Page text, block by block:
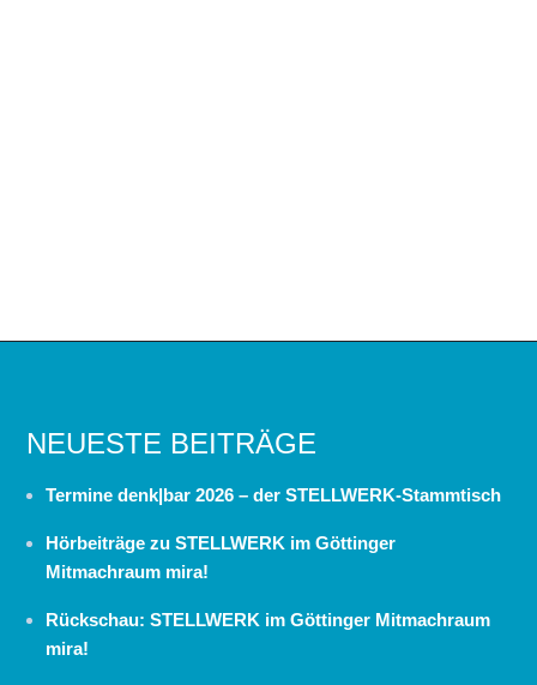
NEUESTE BEITRÄGE
Termine denk|bar 2026 – der STELLWERK-Stammtisch
Hörbeiträge zu STELLWERK im Göttinger
Mitmachraum mira!
Rückschau: STELLWERK im Göttinger Mitmachraum
mira!